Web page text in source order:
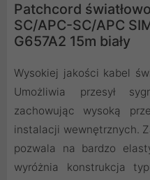
Patchcord
SC/APC-SC/APC
G657A2 15m biały
Wysokiej jakości kabel
Umożliwia przesył
zachowując wysoką
instalacji wewnętrznych.
pozwala na bardzo
wyróżnia konstrukcja